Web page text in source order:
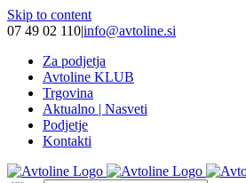
Skip to content
07 49 02 110|info@avtoline.si
Za podjetja
Avtoline KLUB
Trgovina
Aktualno | Nasveti
Podjetje
Kontakti